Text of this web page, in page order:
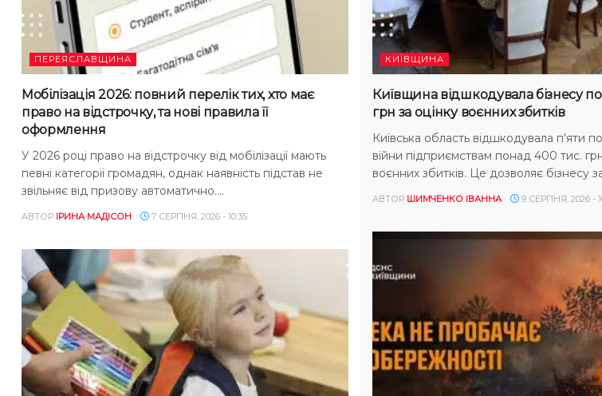
ПЕРЕЯСЛАВЩИНА
Мобілізація 2026: повний перелік тих, хто має
право на відстрочку, та нові правила її
оформлення
У 2026 році право на відстрочку від мобілізації мають
певні категорії громадян, однак наявність підстав не
звільняє від призову автоматично....
АВТОР ІРИНА МАДІСОН 7 СЕРПНЯ, 2026 - 10:35
КИЇВЩИНА
Київщина відшкодувала бізнесу
грн за оцінку воєнних збитків
Київська область відшкодувала п'яти
війни підприємствам понад 400 тис.
воєнних збитків. Це дозволяє бізнесу
АВТОР ШИМЧЕНКО ІВАННА 9 СЕРПНЯ, 2026 -